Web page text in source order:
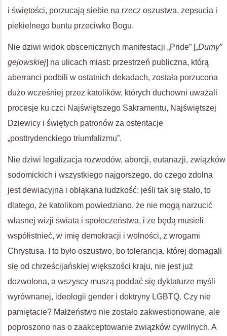
i świętości, porzucają siebie na rzecz oszustwa, zepsucia i
piekielnego buntu przeciwko Bogu.
Nie dziwi widok obscenicznych manifestacji „Pride” [„Dumy”
gejowskiej] na ulicach miast: przestrzeń publiczna, którą
aberranci podbili w ostatnich dekadach, została porzucona
dużo wcześniej przez katolików, których duchowni uważali
procesje ku czci Najświętszego Sakramentu, Najświętszej
Dziewicy i świętych patronów za ostentacje
„posttrydenckiego triumfalizmu”.
Nie dziwi legalizacja rozwodów, aborcji, eutanazji, związków
sodomickich i wszystkiego najgorszego, do czego zdolna
jest dewiacyjna i obłąkana ludzkość: jeśli tak się stało, to
dlatego, że katolikom powiedziano, że nie mogą narzucić
własnej wizji świata i społeczeństwa, i że będą musieli
współistnieć, w imię demokracji i wolności, z wrogami
Chrystusa. I to było oszustwo, bo tolerancja, której domagali
się od chrześcijańskiej większości kraju, nie jest już
dozwolona, a wszyscy muszą poddać się dyktaturze myśli
wyrównanej, ideologii gender i doktryny LGBTQ. Czy nie
pamiętacie? Małżeństwo nie zostało zakwestionowane, ale
poproszono nas o zaakceptowanie związków cywilnych. A